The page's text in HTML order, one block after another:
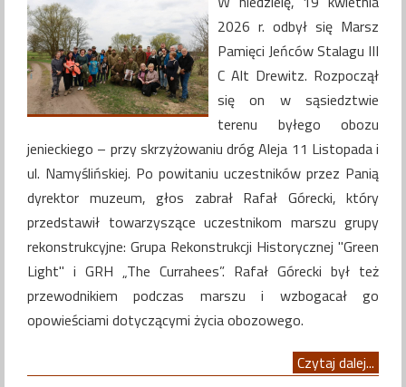
2026 r. odbył się Marsz
Pamięci Jeńców Stalagu III
C Alt Drewitz. Rozpoczął
się on w sąsiedztwie
terenu byłego obozu
jenieckiego – przy skrzyżowaniu dróg Aleja 11 Listopada i
ul. Namyślińskiej. Po powitaniu uczestników przez Panią
dyrektor muzeum, głos zabrał Rafał Górecki, który
przedstawił towarzyszące uczestnikom marszu grupy
rekonstrukcyjne: Grupa Rekonstrukcji Historycznej "Green
Light" i GRH „The Currahees”. Rafał Górecki był też
przewodnikiem podczas marszu i wzbogacał go
opowieściami dotyczącymi życia obozowego.
Czytaj dalej...